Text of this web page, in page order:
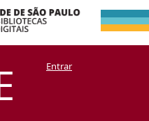
+ CoriscoEntrar